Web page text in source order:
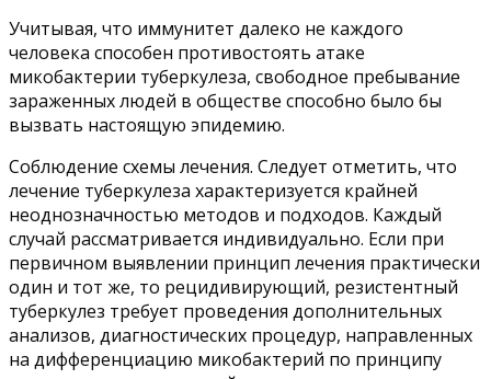
Учитывая, что иммунитет далеко не каждого
человека способен противостоять атаке
микобактерии туберкулеза, свободное пребывание
зараженных людей в обществе способно было бы
вызвать настоящую эпидемию.
Соблюдение схемы лечения. Следует отметить, что
лечение туберкулеза характеризуется крайней
неоднозначностью методов и подходов. Каждый
случай рассматривается индивидуально. Если при
первичном выявлении принцип лечения практически
один и тот же, то рецидивирующий, резистентный
туберкулез требует проведения дополнительных
анализов, диагностических процедур, направленных
на дифференциацию микобактерий по принципу